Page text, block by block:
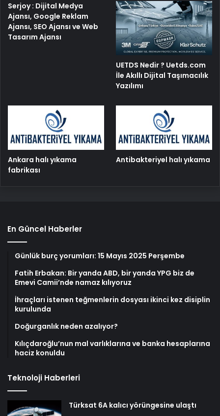
Serjoy : Dijital Medya
Ajansı, Google Reklam
Ajansı, SEO Ajansı ve Web
Tasarım Ajansı
UETDS Nedir ? Uetds.com
İle Akıllı Dijital Taşımacılık
Yazılımı
Ankara halı yıkama
fabrikası
Antibakteriyel halı yıkama
En Güncel Haberler
Günlük burç yorumları: 15 Mayıs 2025 Perşembe
Fatih Erbakan: Bir yanda ABD, bir yanda YPG biz de
Emevi Camii’nde namaz kılıyoruz
İhraçları istenen teğmenlerin dosyası ikinci kez disiplin
kurulunda
Doğurganlık neden azalıyor?
Kılıçdaroğlu’nun mal varlıklarına ve banka hesaplarına
haciz konuldu
Teknoloji Haberleri
Türksat 6A kalıcı yörüngesine ulaştı